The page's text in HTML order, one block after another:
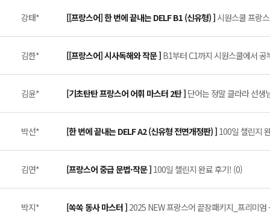
강태* [[프랑스어] 한 번에 끝내는 DELF B1 (신유형) ]시원스쿨 프랑
김한* [[프랑스어] 시사독해와 작문 ] B1부터 C1까지 시원스쿨에서 공
김윤* [기초탄탄 프랑스어 어휘 마스터 2탄 ] 단어는 정말 클라라 선생
박선* [한 번에 끝내는 DELF A2 (신유형 전면개정판) ] 100일 챌린지
김연* [프랑스어 중급 문법·작문 ] 100일 챌린지 완료 후기! (0)
박지* [쏙쏙 동사 마스터 ] 2025 NEW 프랑스어 끝장패키지_프리미엄